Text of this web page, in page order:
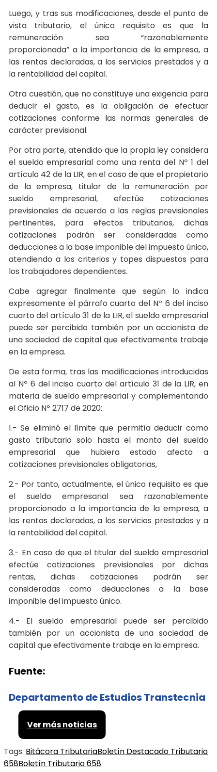
Luego, y tras sus modificaciones, desde el punto de
vista tributario, el único requisito es que la
remuneración sea “razonablemente
proporcionada” a la importancia de la empresa, a
las rentas declaradas, a los servicios prestados y a
la rentabilidad del capital.
Otra cuestión, que no constituye una exigencia para
deducir el gasto, es la obligación de efectuar
cotizaciones conforme las normas generales de
carácter previsional.
Por otra parte, atendido que la propia ley considera
el sueldo empresarial como una renta del Nº 1 del
artículo 42 de la LIR, en el caso de que el propietario
de la empresa, titular de la remuneración por
sueldo empresarial, efectúe cotizaciones
previsionales de acuerdo a las reglas previsionales
pertinentes, para efectos tributarios, dichas
cotizaciones podrán ser consideradas como
deducciones a la base imponible del impuesto único,
atendiendo a los criterios y topes dispuestos para
los trabajadores dependientes.
Cabe agregar finalmente que según lo indica
expresamente el párrafo cuarto del Nº 6 del inciso
cuarto del artículo 31 de la LIR, el sueldo empresarial
puede ser percibido también por un accionista de
una sociedad de capital que efectivamente trabaje
en la empresa.
De esta forma, tras las modificaciones introducidas
al Nº 6 del inciso cuarto del artículo 31 de la LIR, en
materia de sueldo empresarial y complementando
el Oficio Nº 2717 de 2020:
1.- Se eliminó el límite que permitía deducir como
gasto tributario solo hasta el monto del sueldo
empresarial que hubiera estado afecto a
cotizaciones previsionales obligatorias,
2.- Por tanto, actualmente, el único requisito es que
el sueldo empresarial sea razonablemente
proporcionado a la importancia de la empresa, a
las rentas declaradas, a los servicios prestados y a
la rentabilidad del capital.
3.- En caso de que el titular del sueldo empresarial
efectúe cotizaciones previsionales por dichas
rentas, dichas cotizaciones podrán ser
consideradas como deducciones a la base
imponible del impuesto único.
4.- El sueldo empresarial puede ser percibido
también por un accionista de una sociedad de
capital que efectivamente trabaje en la empresa.
Fuente:
Departamento de Estudios Transtecnia
Ver más noticias
Tags: Bitácora TributariaBoletín Destacado Tributario
658Boletín Tributario 658